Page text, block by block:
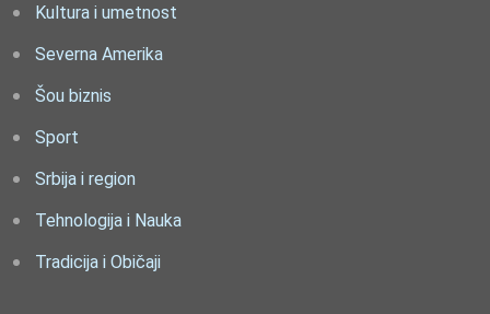
Kultura i umetnost
Severna Amerika
Šou biznis
Sport
Srbija i region
Tehnologija i Nauka
Tradicija i Običaji